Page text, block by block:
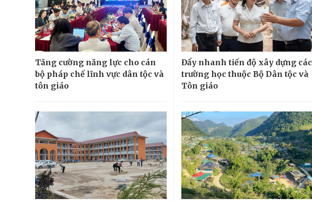
Tăng cường năng lực cho cán
bộ pháp chế lĩnh vực dân tộc và
tôn giáo
Đẩy nhanh tiến độ xây dựng các
trường học thuộc Bộ Dân tộc và
Tôn giáo